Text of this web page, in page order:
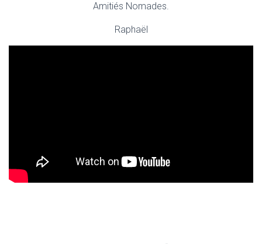
Amitiés Nomades.
Raphaël